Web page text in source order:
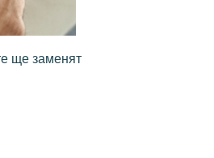
ще заменят